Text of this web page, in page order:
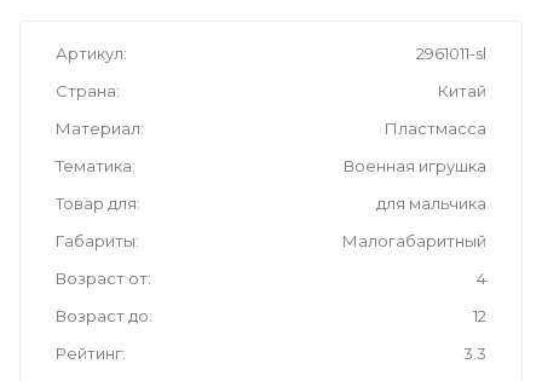
Артикул
2961011-sl
Страна
Китай
Материал
Пластмасса
Тематика
Военная игрушка
Товар для
для мальчика
Габариты
Малогабаритный
Возраст от
4
Возраст до
12
Рейтинг
3.3